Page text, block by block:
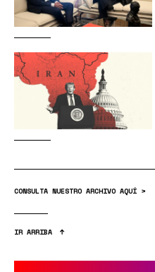
CONSULTA NUESTRO ARCHIVO AQUÍ >
IR ARRIBA